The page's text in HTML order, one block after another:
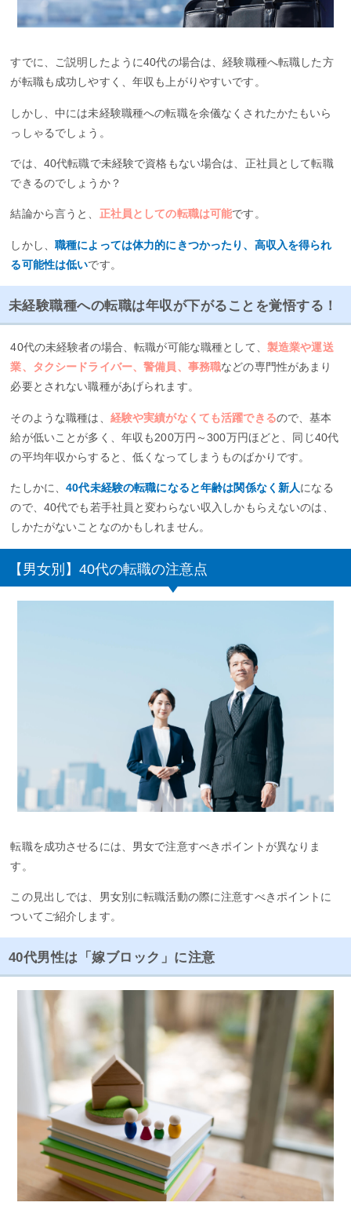
すでに、ご説明したように40代の場合は、経験職種へ転職した方
が転職も成功しやすく、年収も上がりやすいです。
しかし、中には未経験職種への転職を余儀なくされたかたもいら
っしゃるでしょう。
では、40代転職で未経験で資格もない場合は、正社員として転職
できるのでしょうか？
結論から言うと、 正社員としての転職は可能です。
しかし、職種によっては体力的にきつかったり、高収入を得られ
る可能性は低いです。
未経験職種への転職は年収が下がることを覚悟する！
40代の未経験者の場合、転職が可能な職種として、 製造業や運送
業、タクシードライバー、警備員、事務職などの専門性があまり
必要とされない職種があげられます。
そのような職種は、 経験や実績がなくても活躍できるので、基本
給が低いことが多く、年収も200万円～300万円ほどと、同じ40代
の平均年収からすると、低くなってしまうものばかりです。
たしかに、40代未経験の転職になると年齢は関係なく新人になる
ので、40代でも若手社員と変わらない収入しかもらえないのは、
しかたがないことなのかもしれません。
【男女別】40代の転職の注意点
転職を成功させるには、男女で注意すべきポイントが異なりま
す。
この見出しでは、男女別に転職活動の際に注意すべきポイントに
ついてご紹介します。
40代男性は「嫁ブロック」に注意